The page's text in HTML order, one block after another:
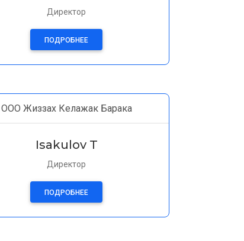
Директор
ПОДРОБНЕЕ
ООО Жиззах Келажак Барака
Isakulov T
Директор
ПОДРОБНЕЕ